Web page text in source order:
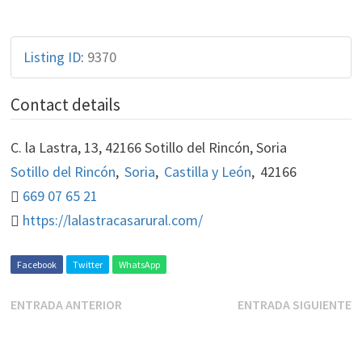
Listing ID: 9370
Contact details
C. la Lastra, 13, 42166 Sotillo del Rincón, Soria
Sotillo del Rincón, Soria, Castilla y León, 42166
669 07 65 21
https://lalastracasarural.com/
Facebook Twitter WhatsApp
ENTRADA ANTERIOR ENTRADA SIGUIENTE